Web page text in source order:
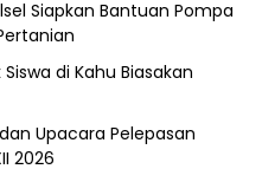
Siapkan Bantuan Pompa
Siswa di Kahu Biasakan
Upacara Pelepasan
2026